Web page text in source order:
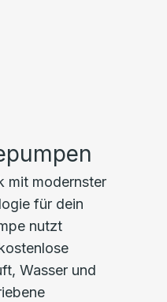
mit modernster
für dein
nutzt
Wasser und